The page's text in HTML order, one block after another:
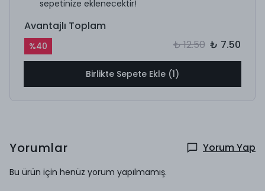
sepetinize eklenecektir!
Avantajlı Toplam
%40 ₺ 12.50 ₺ 7.50
Birlikte Sepete Ekle (1)
Yorumlar Yorum Yap
Bu ürün için henüz yorum yapılmamış.